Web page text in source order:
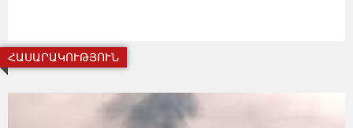
ՀԱՍԱՐԱԿՈՒԹՅՈՒՆ